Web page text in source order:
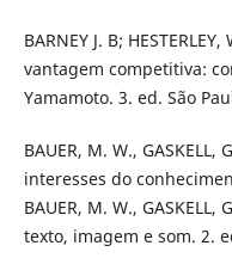
BARNEY J. B;
vantagem competitiva:
Yamamoto. 3. ed. São
BAUER, M. W.,
interesses do
BAUER, M. W.,
texto, imagem e som. 2.